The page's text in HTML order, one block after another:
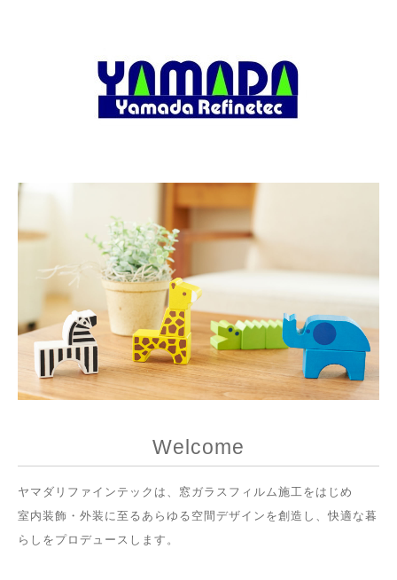
Welcome
ヤマダリファインテックは、窓ガラスフィルム施工をはじめ
室内装飾・外装に至るあらゆる空間デザインを創造し、快適な暮
らしをプロデュースします。